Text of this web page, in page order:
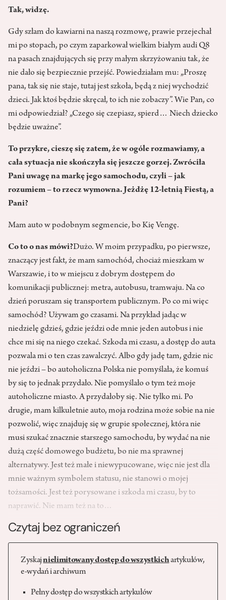
Tak, widzę.
Gdy szłam do kawiarni na naszą rozmowę, prawie przejechał
mi po stopach, po czym zaparkował wielkim białym audi Q8
na pasach znajdujących się przy małym skrzyżowaniu tak, że
nie dało się bezpiecznie przejść. Powiedziałam mu: „Proszę
pana, tak się nie staje, tutaj jest szkoła, będą z niej wychodzić
dzieci. Jak ktoś będzie skręcał, to ich nie zobaczy”. Wie Pan, co
mi odpowiedział? „Czego się czepiasz, spierd… Niech dziecko
będzie uważne”.
To przykre, cieszę się zatem, że w ogóle rozmawiamy, a
cała sytuacja nie skończyła się jeszcze gorzej. Zwróciła
Pani uwagę na markę jego samochodu, czyli – jak
rozumiem – to rzecz wymowna. Jeżdżę 12-letnią Fiestą, a
Pani?
Mam auto w podobnym segmencie, bo Kię Vengę.
Co to o nas mówi?Dużo. W moim przypadku, po pierwsze,
znaczący jest fakt, że mam samochód, chociaż mieszkam w
Warszawie, i to w miejscu z dobrym dostępem do
komunikacji publicznej: metra, autobusu, tramwaju. Na co
dzień poruszam się transportem publicznym. Po co mi więc
samochód? Używam go czasami. Na przykład jadąc w
niedzielę gdzieś, gdzie jeździ ode mnie jeden autobus i nie
chce mi się na niego czekać. Szkoda mi czasu, a dostęp do auta
pozwala mi o ten czas zawalczyć. Albo gdy jadę tam, gdzie nic
nie jeździ – bo autoholiczna Polska nie pomyślała, że komuś
by się to jednak przydało. Nie pomyślało o tym też moje
autoholiczne miasto. A przydałoby się. Nie tylko mi. Po
drugie, mam kilkuletnie auto, moja rodzina może sobie na nie
pozwolić, więc znajduję się w grupie społecznej, która nie
musi szukać znacznie starszego samochodu, by wydać na nie
dużą część domowego budżetu, bo nie ma sprawnej
alternatywy. Jest też małe i niewypucowane, więc nie jest dla
mnie ważnym symbolem statusu, nie stanowi o mojej
tożsamości. Jest też porysowane i szkoda mi czasu, by to
naprawić. Nie mam też na to…
Czytaj bez ograniczeń
Zyskajnielimitowany dostęp do wszystkichartykułów,
e-wydań i archiwum
Pełny dostęp do wszystkich artykułów